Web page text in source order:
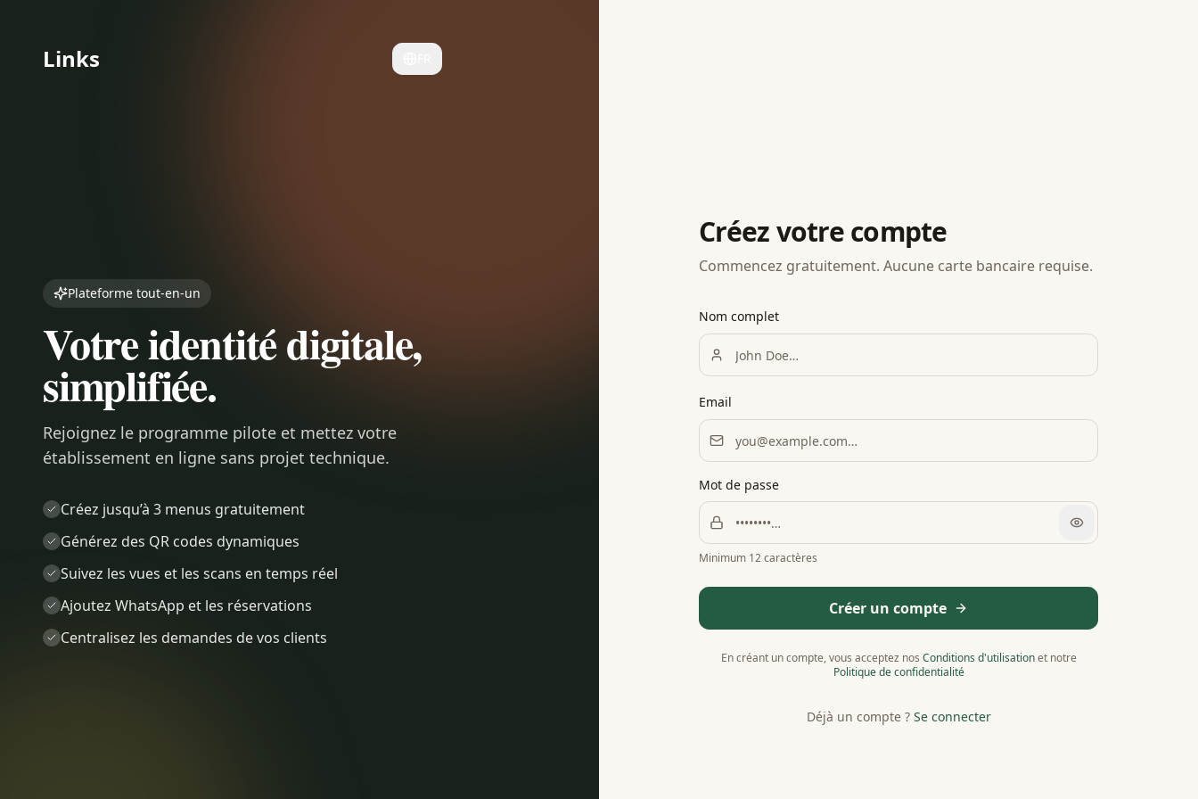
Links
Plateforme tout-en-un
Votre identité digitale,
simplifiée.
Rejoignez le programme pilote et mettez votre
établissement en ligne sans projet technique.
Créez jusqu’à 3 menus gratuitement
Générez des QR codes dynamiques
Suivez les vues et les scans en temps réel
Ajoutez WhatsApp et les réservations
Centralisez les demandes de vos clients
Créez votre compte
Commencez gratuitement. Aucune carte bancaire requise.
Nom complet
Email
Mot de passe
Minimum 12 caractères
Créer un compte
En créant un compte, vous acceptez nos Conditions d'utilisation et notre
Politique de confidentialité
Déjà un compte ? Se connecter